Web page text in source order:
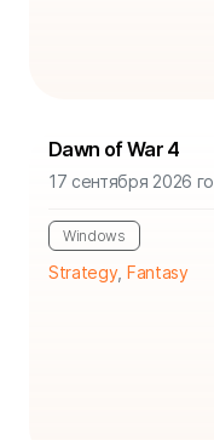
Dawn of War 4
17 сентября 2026
Windows
Strategy, Fantasy